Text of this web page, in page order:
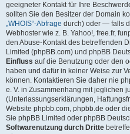
geeigneter Kontakt für Ihre
sollten Sie den Besitzer der Domain
„WHOIS“-Abfrage durch) oder — falls
Webhoster wie z. B. Yahoo!, free.fr,
den Abuse-Kontakt des betreffenden
Limited (phpBB.com) und phpBB
Einfluss auf die Benutzung oder den
haben und dafür in keiner Weise zur
können. Kontaktieren Sie daher nie
e. V. in Zusammenhang mit jeglichen
(Unterlassungserklärungen,
Website phpbb.com, phpbb.de oder
Sie phpBB Limited oder phpBB
Softwarenutzung durch Dritte